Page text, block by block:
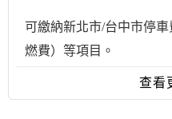
可繳納新北市/台中市停
燃費）等項目。
查看